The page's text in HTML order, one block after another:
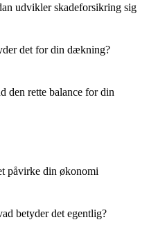
udvikler skadeforsikring sig
det for din dækning?
den rette balance for din
påvirke din økonomi
betyder det egentlig?